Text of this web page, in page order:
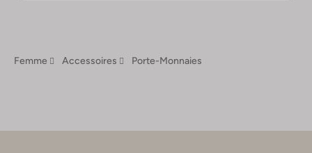
Femme Accessoires Porte-Monnaies